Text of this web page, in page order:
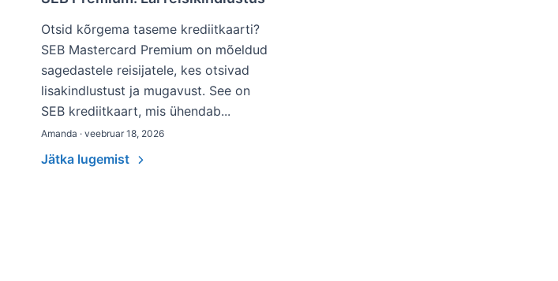
Otsid kõrgema taseme krediitkaarti?
SEB Mastercard Premium on mõeldud
sagedastele reisijatele, kes otsivad
lisakindlustust ja mugavust. See on
SEB krediitkaart, mis ühendab...
Amanda · veebruar 18, 2026
Jätka lugemist